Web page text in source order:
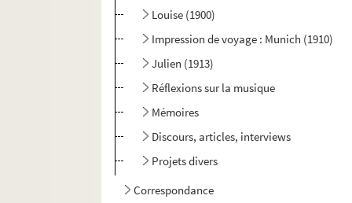
Louise (1900)
Impression de voyage : Munich (1910)
Julien (1913)
Réflexions sur la musique
Mémoires
Discours, articles, interviews
Projets divers
Correspondance